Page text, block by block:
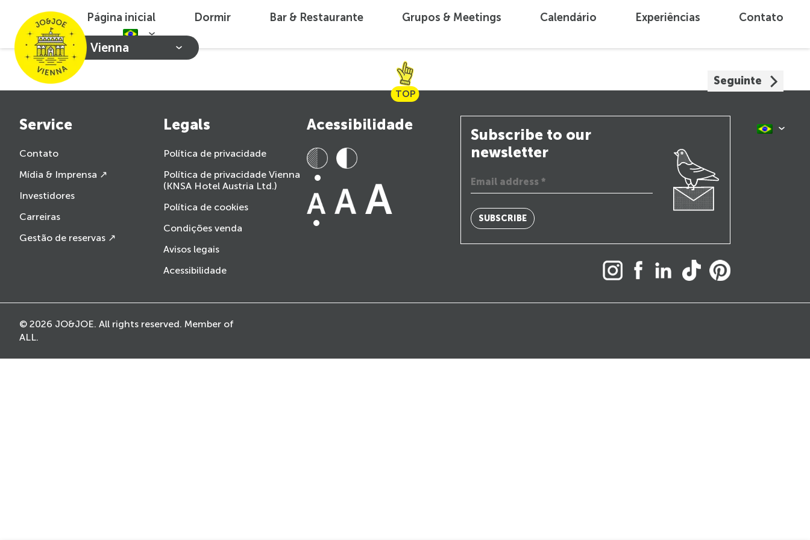
Vienna
Página inicial Dormir Bar & Restaurante Grupos & Meetings Calendário Experiências Contato
TOP
Seguinte
Service
Contato
Mídia & Imprensa ↗
Investidores
Carreiras
Gestão de reservas ↗
Legals
Política de privacidade
Política de privacidade Vienna
(KNSA Hotel Austria Ltd.)
Política de cookies
Condições venda
Avisos legais
Acessibilidade
Acessibilidade
Subscribe to our
newsletter
SUBSCRIBE
© 2026 JO&JOE. All rights reserved. Member of
ALL.